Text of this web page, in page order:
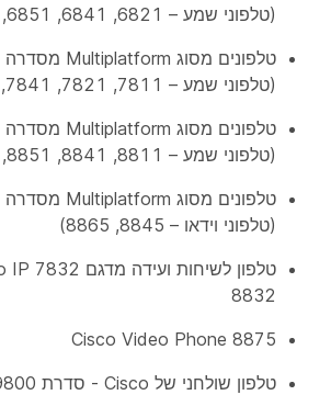
(טלפוני שמע – 6821, 6841, 6851, 6861, 6871)
(טלפוני שמע – 7811, 7821, 7841, 7861)
(טלפוני שמע – 8811, 8841, 8851, 8861)
(טלפוני וידאו – 8845, 8865)
8832
Cisco Video Phone 8875
טלפון שולחני של Cisco - סדרת 9800